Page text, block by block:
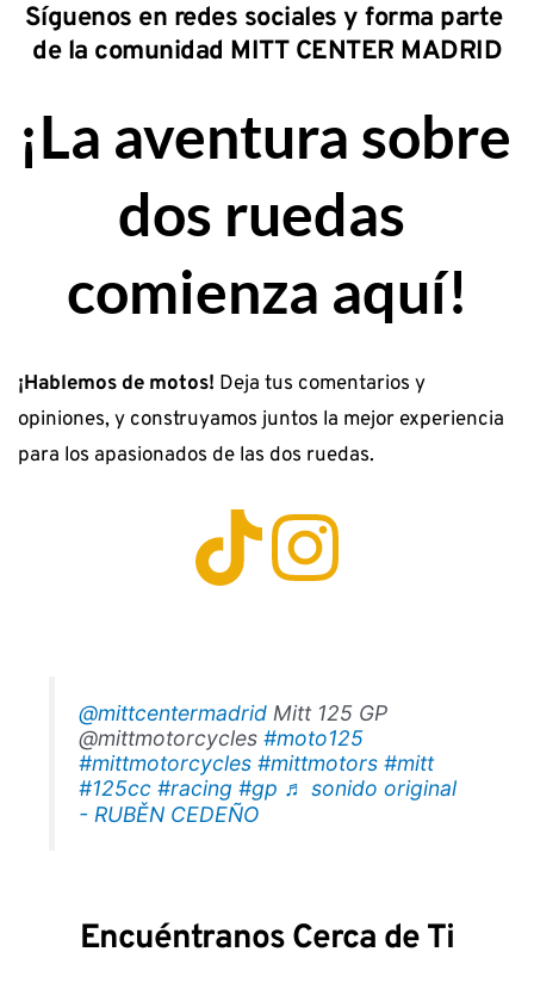
Síguenos en redes sociales y forma parte
de la comunidad MITT CENTER MADRID
¡La aventura sobre
dos ruedas
comienza aquí!
¡Hablemos de motos! Deja tus comentarios y
opiniones, y construyamos juntos la mejor experiencia
para los apasionados de las dos ruedas.
@mittcentermadrid Mitt 125 GP
@mittmotorcycles#moto125
#mittmotorcycles #mittmotors #mitt
#125cc #racing #gp ♬ sonido original
- RUBĚN CEDEÑO
Encuéntranos Cerca de Ti